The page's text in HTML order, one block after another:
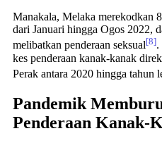
Manakala, Melaka merekodkan
dari Januari hingga Ogos 2022,
melibatkan penderaan seksual[8].
kes penderaan kanak-kanak
Perak antara 2020 hingga tahun
Pandemik
Penderaan Kanak-